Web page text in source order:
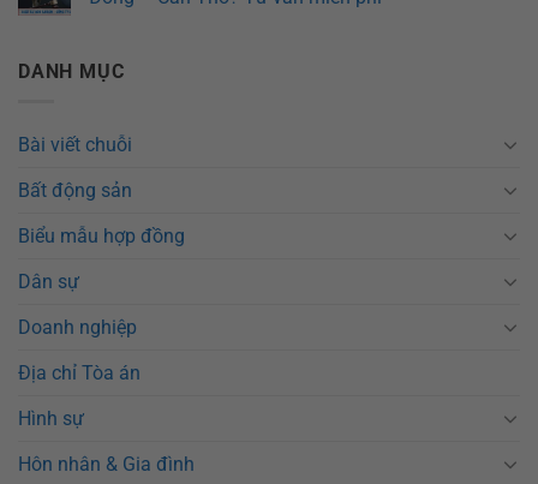
DANH MỤC
Bài viết chuỗi
Bất động sản
Biểu mẫu hợp đồng
Dân sự
Doanh nghiệp
Địa chỉ Tòa án
Hình sự
Hôn nhân & Gia đình